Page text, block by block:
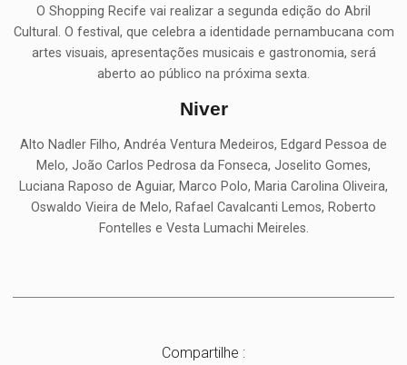
O Shopping Recife vai realizar a segunda edição do Abril
Cultural. O festival, que celebra a identidade pernambucana com
artes visuais, apresentações musicais e gastronomia, será
aberto ao público na próxima sexta.
Niver
Alto Nadler Filho, Andréa Ventura Medeiros, Edgard Pessoa de
Melo, João Carlos Pedrosa da Fonseca, Joselito Gomes,
Luciana Raposo de Aguiar, Marco Polo, Maria Carolina Oliveira,
Oswaldo Vieira de Melo, Rafael Cavalcanti Lemos, Roberto
Fontelles e Vesta Lumachi Meireles.
Compartilhe :